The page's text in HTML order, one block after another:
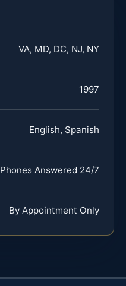
VA, MD, DC, NJ, NY
1997
English, Spanish
Phones Answered 24/7
By Appointment Only